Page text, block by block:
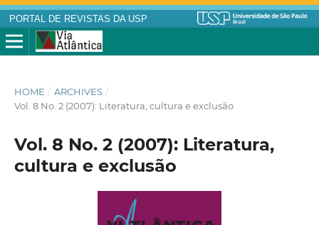
PORTAL DE REVISTAS DA USP
HOME / ARCHIVES /
Vol. 8 No. 2 (2007): Literatura, cultura e exclusão
Vol. 8 No. 2 (2007): Literatura,
cultura e exclusão